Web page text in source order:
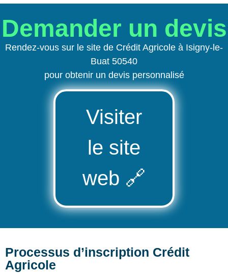
Demander un devis
Rendez-vous sur le site de Crédit Agricole à Isigny-le-
Buat 50540
pour obtenir un devis personnalisé
Visiter
le site
web 🔗
Processus d’inscription Crédit
Agricole